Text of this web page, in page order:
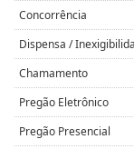
Concorrência
Dispensa /
Chamamento
Pregão Eletrônico
Pregão Presencial